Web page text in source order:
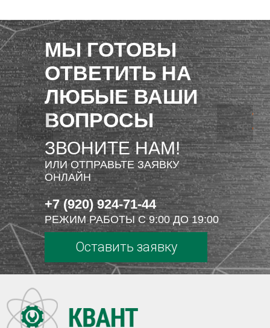
МЫ ГОТОВЫ
ОТВЕТИТЬ НА
ЛЮБЫЕ ВАШИ
ВОПРОСЫ
ЗВОНИТЕ НАМ!
ИЛИ ОТПРАВЬТЕ ЗАЯВКУ
ОНЛАЙН
+7 (920) 924-71-44
РЕЖИМ РАБОТЫ С 9:00 ДО 19:00
Оставить заявку